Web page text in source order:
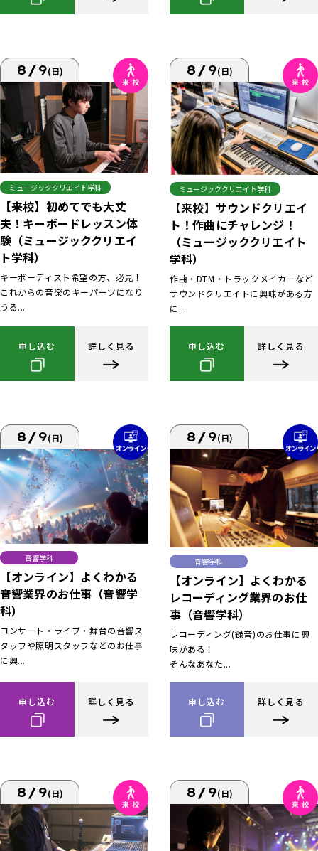
8/9(日)
ミュージッククリエイト学科
【来校】初めてでも大丈
夫！キーボードレッスン体
験（ミュージッククリエイ
ト学科）
キーボーディスト希望の方、必見！
これからの音楽のキーパーツになり
うる...
申し込む 詳しく見る
8/9(日)
ミュージッククリエイト学科
【来校】サウンドクリエイ
ト！作曲にチャレンジ！
（ミュージッククリエイト
学科）
作曲・DTM・トラックメイカーなど
サウンドクリエイトに興味がある方
に...
申し込む 詳しく見る
8/9(日)
音響学科
【オンライン】よくわかる
音響業界のお仕事（音響学
科）
コンサート・ライブ・舞台の音響ス
タッフや照明スタッフなどのお仕事
に興...
申し込む 詳しく見る
8/9(日)
音響学科
【オンライン】よくわかる
レコーディング業界のお仕
事（音響学科）
レコーディング(録音)のお仕事に興
味がある！
そんなあなた...
申し込む 詳しく見る
8/9(日) 8/9(日)